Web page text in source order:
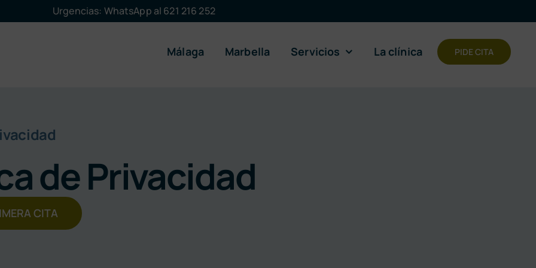
Urgencias: WhatsApp al 621 216 252
Málaga Marbella Servicios La clínica PIDE CITA
de Privacidad
CITA